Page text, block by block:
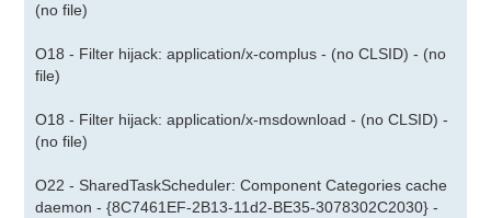
(no file)
O18 - Filter hijack: application/x-complus - (no CLSID) - (no
file)
O18 - Filter hijack: application/x-msdownload - (no CLSID) -
(no file)
O22 - SharedTaskScheduler: Component Categories cache
daemon - {8C7461EF-2B13-11d2-BE35-3078302C2030} -